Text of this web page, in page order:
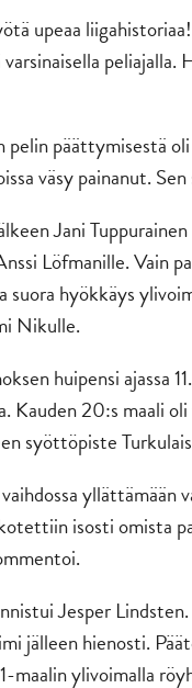
upeaa
pelin päättymisestä
väsy painanut.
Jani
Löfmanille. Vain
suora hyökkäys
Nikulle.
huipensi ajassa
Kauden 20:s maali
syöttöpiste
isosti omista
Jesper
jälleen hienosti.
maalin ylivoimalla